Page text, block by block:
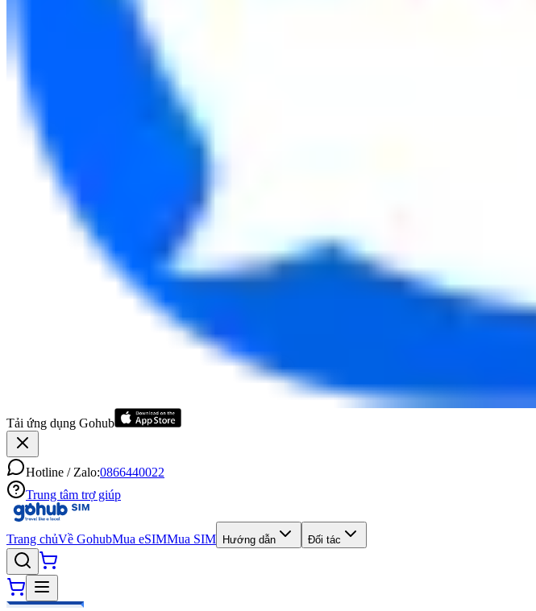
Tải ứng dụng Gohub
Hotline / Zalo:0866440022
Trung tâm trợ giúp
Trang chủVề GohubMua eSIMMua SIM Hướng dẫn Đối tác